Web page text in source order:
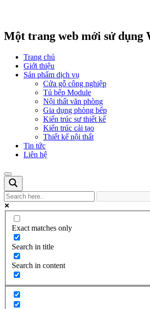
Một trang web mới sử dụng
Trang chủ
Giới thiệu
Sản phẩm dịch vụ
Cửa gỗ công nghiệp
Tủ bếp Module
Nội thất văn phòng
Gia dụng phòng bếp
Kiến trúc sư thiết kế
Kiến trúc cải tạo
Thiết kế nội thất
Tin tức
Liên hệ
Exact matches only
Search in title
Search in content